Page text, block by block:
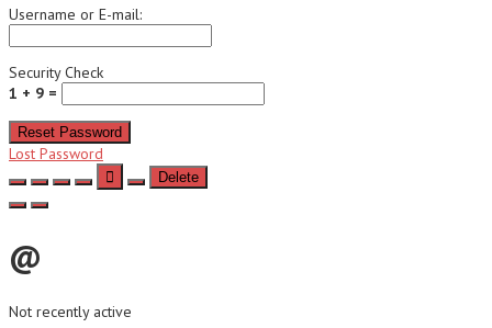
Username or E-mail:
Security Check
1 + 9 =
Reset Password
Lost Password
Delete
@
Not recently active